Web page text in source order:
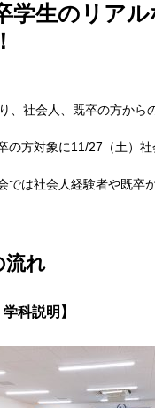
学生のリア
、社会人、既卒の方から
の方対象に11/27（土）
では社会人経験者や既卒
流れ
学科説明】